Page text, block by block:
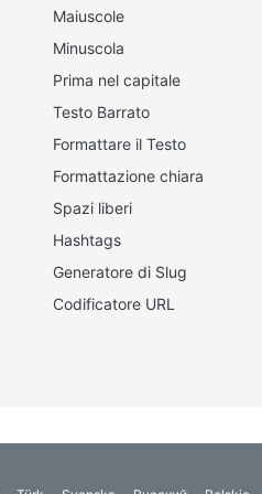
Maiuscole
Minuscola
Prima nel capitale
Testo Barrato
Formattare il Testo
Formattazione chiara
Spazi liberi
Hashtags
Generatore di Slug
Codificatore URL